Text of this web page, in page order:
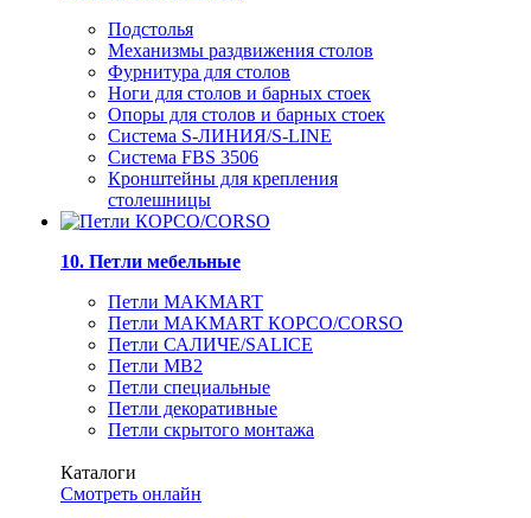
Подстолья
Механизмы раздвижения столов
Фурнитура для столов
Ноги для столов и барных стоек
Опоры для столов и барных стоек
Система S-ЛИНИЯ/S-LINE
Система FBS 3506
Кронштейны для крепления
столешницы
10. Петли мебельные
Петли MAKMART
Петли MAKMART КОРСО/CORSO
Петли САЛИЧЕ/SALICE
Петли MB2
Петли специальные
Петли декоративные
Петли скрытого монтажа
Каталоги
Смотреть онлайн